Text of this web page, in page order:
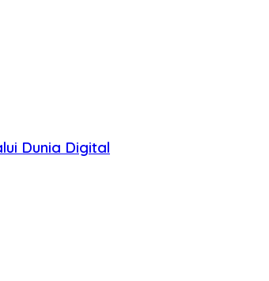
Dunia Digital